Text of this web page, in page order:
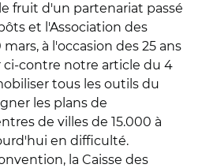
fruit d'un partenariat passé
et l'Association des
à l'occasion des 25 ans
ci-contre notre article du 4
tous les outils du
les plans de
de villes de 15.000 à
en difficulté.
la Caisse des